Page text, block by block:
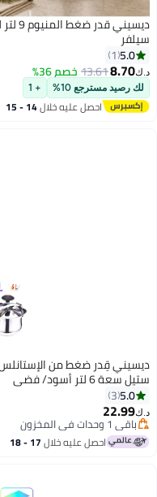
ديسيني قدر ضغط المنيوم 9 لتر لون
+ 1
خلال 14 - 15
عرض التجديد
ديسيني
د.ك‏37.55
لك رصيد مسترجع
الإستانلس
خلال 17 - 18
عرض التجديد
ديسيني
الستانلس
لك رصيد مسترجع